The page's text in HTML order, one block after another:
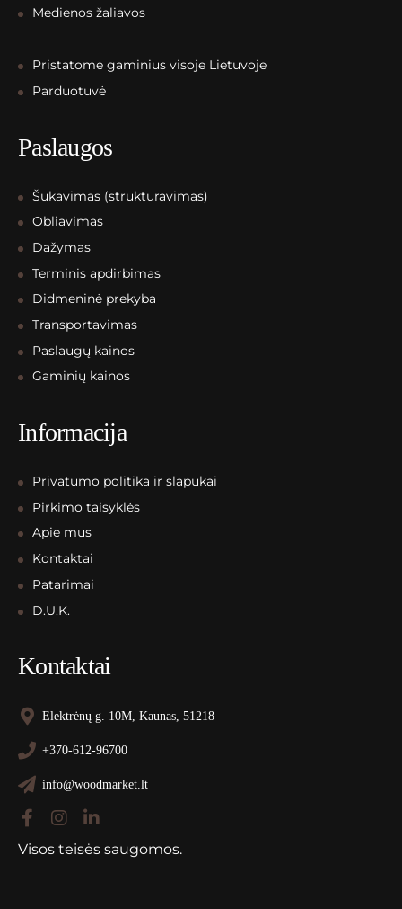
Medienos žaliavos
Pristatome gaminius visoje Lietuvoje
Parduotuvė
Paslaugos
Šukavimas (struktūravimas)
Obliavimas
Dažymas
Terminis apdirbimas
Didmeninė prekyba
Transportavimas
Paslaugų kainos
Gaminių kainos
Informacija
Privatumo politika ir slapukai
Pirkimo taisyklės
Apie mus
Kontaktai
Patarimai
D.U.K.
Kontaktai
Elektrėnų g. 10M, Kaunas, 51218
+370-612-96700
info@woodmarket.lt
Visos teisės saugomos.